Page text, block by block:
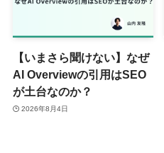
【いまさら聞けない】なぜ
AI Overviewの引用はSEO
が土台なのか？
2026年8月4日